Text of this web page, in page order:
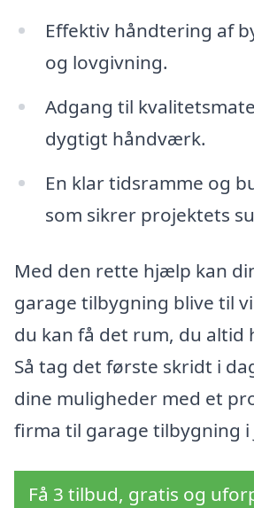
Effektiv håndtering af
og lovgivning.
Adgang til
dygtigt håndværk.
En klar tidsramme og
som sikrer projektets
Med den rette hjælp kan
garage tilbygning blive til
du kan få det rum, du altid
Så tag det første skridt i
dine muligheder med et
firma til garage tilbygning i
Få 3 tilbud, gratis og